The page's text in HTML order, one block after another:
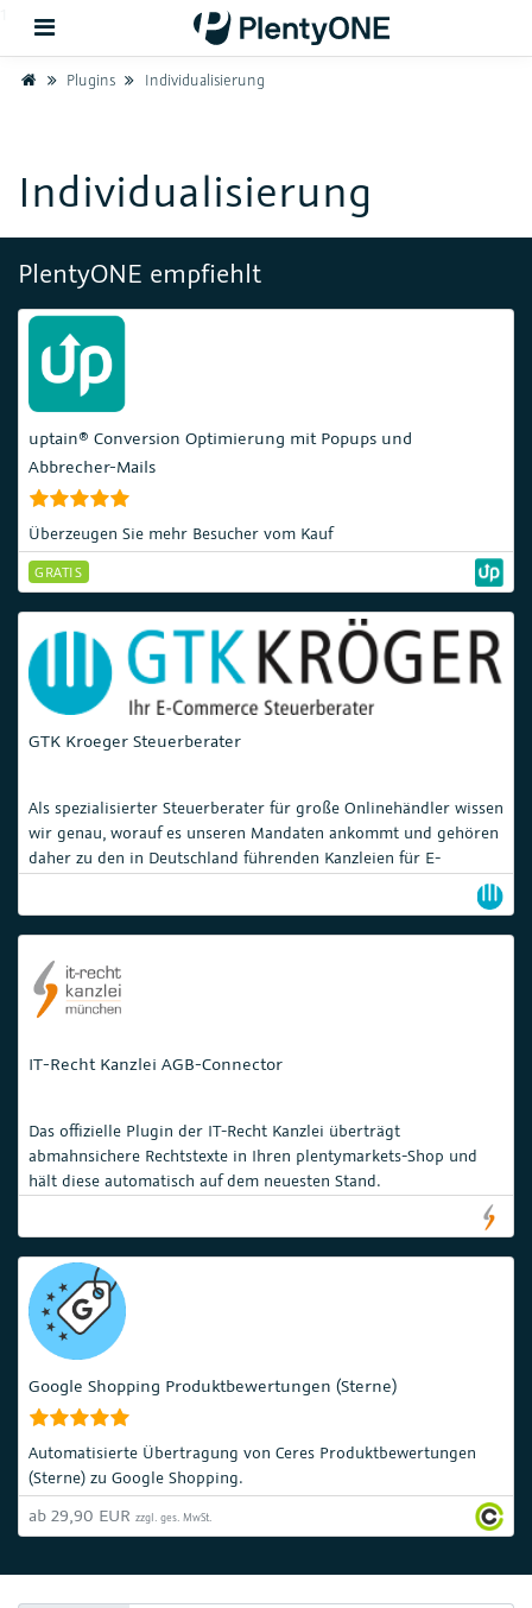
Support
Hardware
HomePlugins Individualisierung
Individualisierung
PlentyONE empfiehlt
uptain® Conversion Optimierung mit Popups und
Abbrecher-Mails
Überzeugen Sie mehr Besucher vom Kauf
GRATIS
GTK Kroeger Steuerberater
Als spezialisierter Steuerberater für große Onlinehändler wissen
wir genau, worauf es unseren Mandaten ankommt und gehören
daher zu den in Deutschland führenden Kanzleien für E-
IT-Recht Kanzlei AGB-Connector
Das offizielle Plugin der IT-Recht Kanzlei überträgt
abmahnsichere Rechtstexte in Ihren plentymarkets-Shop und
hält diese automatisch auf dem neuesten Stand.
Google Shopping Produktbewertungen (Sterne)
Automatisierte Übertragung von Ceres Produktbewertungen
(Sterne) zu Google Shopping.
ab 29,90 EUR zzgl. ges. MwSt.